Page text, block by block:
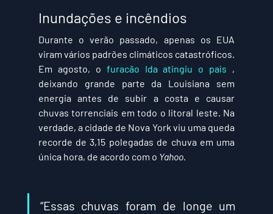
Inundações e incêndios
Durante o verão passado, apenas os EUA
viram vários padrões climáticos catastróficos.
Em agosto, o furacão Ida atingiu o país ,
deixando grande parte da Louisiana sem
energia antes de subir a costa e causar
chuvas torrenciais em todo o litoral leste. Na
verdade, a cidade de Nova York viu uma queda
recorde de 3,15 polegadas de chuva em uma
única hora, de acordo com o Yahoo.
“Essas chuvas foram de longe um